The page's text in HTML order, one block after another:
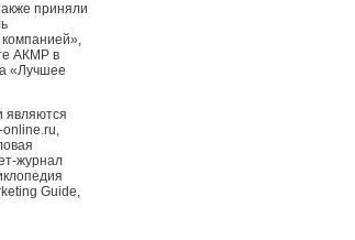
приняли
АКМР в
«Лучшее
являются
журнал
Guide,